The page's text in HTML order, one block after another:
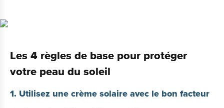
Les 4 règles de base pour protéger
votre peau du soleil
1. Utilisez une crème solaire avec le bon facteur